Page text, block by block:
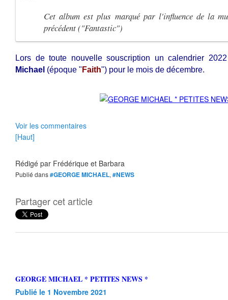
Cet album est plus marqué par l'influence de la
précédent ("Fantastic")
Lors de toute nouvelle souscription un calendrier
Michael (époque " Faith") pour le mois de décembre.
Voir les commentaires
[Haut]
Rédigé par Frédérique et Barbara
Publié dans#GEORGE MICHAEL, #NEWS
Partager cet article
GEORGE MICHAEL * PETITES NEWS *
Publié le 1 Novembre 2021